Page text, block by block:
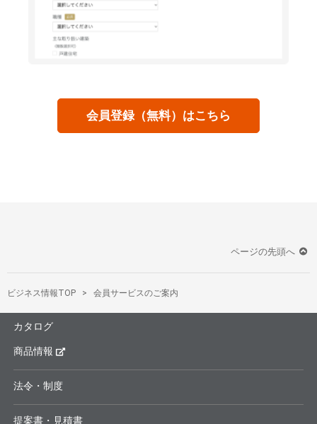
会員登録（無料）はこちら
ページの先頭へ
ビジネス情報TOP 会員サービスのご案内
カタログ
商品情報
法令・制度
提案書・見積書